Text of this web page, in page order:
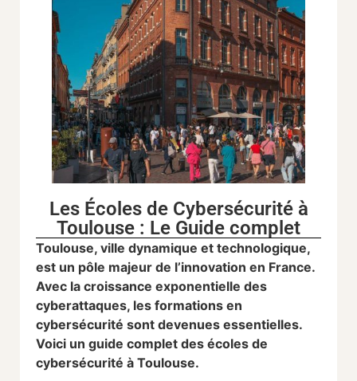
Les Écoles de Cybersécurité à
Toulouse : Le Guide complet
Toulouse, ville dynamique et technologique,
est un pôle majeur de l’innovation en France.
Avec la croissance exponentielle des
cyberattaques, les formations en
cybersécurité sont devenues essentielles.
Voici un guide complet des écoles de
cybersécurité à Toulouse.